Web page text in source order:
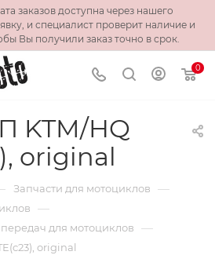
заказов доступна через нашего
и специалист проверит наличие и
Вы получили заказ точно в срок.
0
KTM/HQ
original
Запчасти для мотоциклов —
—
для мотоциклов —
original